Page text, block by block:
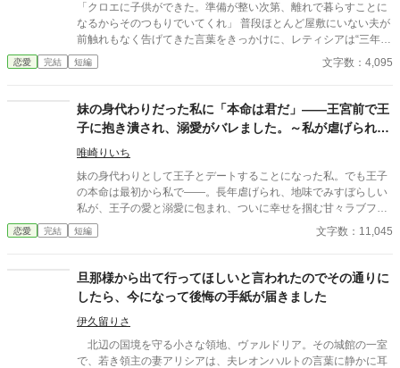
「クロエに子供ができた。準備が整い次第、離れで暮らすことに
なるからそのつもりでいてくれ」 普段ほとんど屋敷にいない夫が
前触れもなく告げてきた言葉をきっかけに、レティシアは“三年
間”の契約を終わらせることにした。 赤の他人を屋敷に迎えるこ
とはしない。 不要なものに感情を砕く理由などない。 「だって、
切り捨ててしまいましょう。
恋愛 完結 短編 文字数：4,095
妹の身代わりだった私に「本命は君だ」――王宮前で王
子に抱き潰され、溺愛がバレました。～私が虐げられる
きっかけになった少年が、私と王子を結び付
唯崎りいち
妹の身代わりとして王子とデートすることになった私。でも王子
の本命は最初から私で――。長年虐げられ、地味でみすぼらしい
私が、王子の愛と溺愛に包まれ、ついに幸せを掴む甘々ラブファ
ンタジー。妹や家族との誤解、影武者の存在も絡み、ハラハラと
胸キュンが止まらない物語。
恋愛 完結 短編 文字数：11,045
旦那様から出て行ってほしいと言われたのでその通りに
したら、今になって後悔の手紙が届きました
伊久留りさ
北辺の国境を守る小さな領地、ヴァルドリア。その城館の一室
で、若き領主の妻アリシアは、夫レオンハルトの言葉に静かに耳